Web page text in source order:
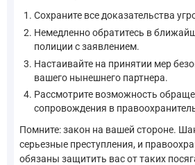
Сохраните все доказательства
Немедленно обратитесь в
полиции с заявлением.
Настаивайте на принятии мер
вашего нынешнего партнера.
Рассмотрите возможность
сопровождения в
Помните: закон на вашей стороне.
серьезные преступления, и
обязаны защитить вас от таких